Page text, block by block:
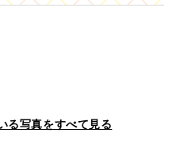
る写真をすべて見る